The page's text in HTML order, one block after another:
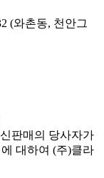
(와촌동, 천안그
판매의 당사자가
대하여 (주)클라